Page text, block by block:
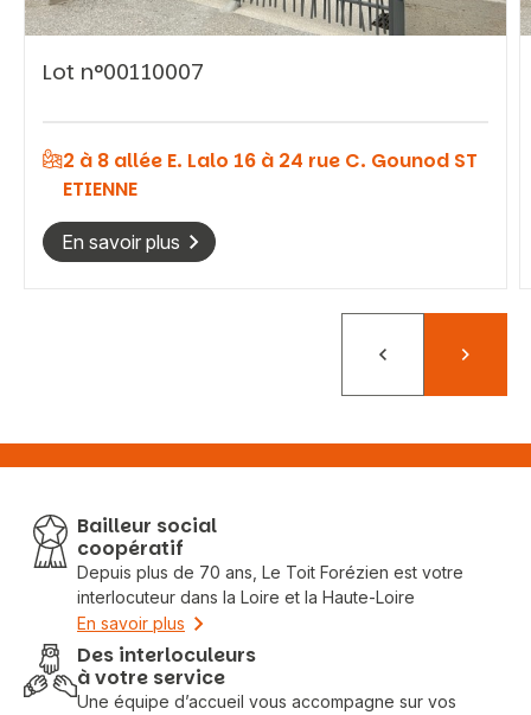
Vous recherchez&nbsp;:
Rechercher
Lot n°00110007
2 à 8 allée E. Lalo 16 à 24 rue C. Gounod ST
ETIENNE
En savoir plus
PrécédentSuivant
Bailleur social
coopératif
Depuis plus de 70 ans, Le Toit Forézien est votre
interlocuteur dans la Loire et la Haute-Loire
En savoir plus
Des interloculeurs
à votre service
Une équipe d’accueil vous accompagne sur vos